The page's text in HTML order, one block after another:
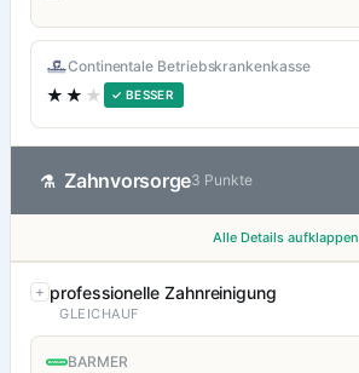
Continentale Betriebskrankenkasse
★★ ★ ✓ BESSER
⚗ Zahnvorsorge3 Punkte
Alle Details aufklappen
professionelle Zahnreinigung
GLEICHAUF
BARMER